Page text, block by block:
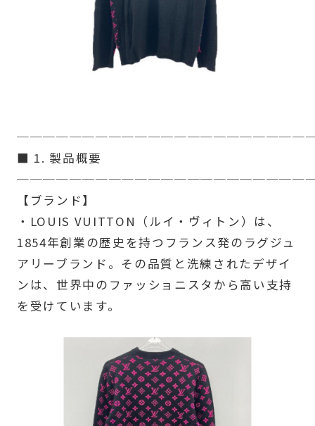
■ 1. 製品概要
【ブランド】
・LOUIS VUITTON（ルイ・ヴィトン）は、
1854年創業の歴史を持つフランス発のラグジュ
アリーブランド。その品質と洗練されたデザイ
ンは、世界中のファッショニスタから高い支持
を受けています。